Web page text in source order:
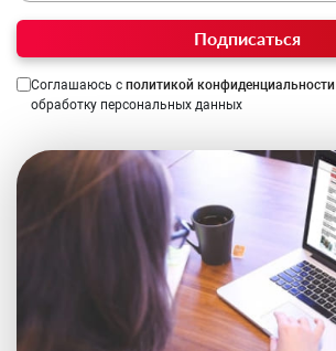
Подписаться
Соглашаюсь с политикой конфиденциальности
обработку персональных данных